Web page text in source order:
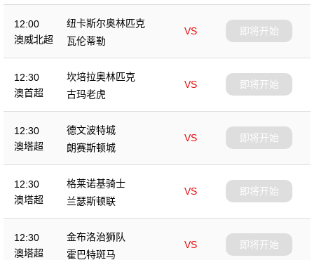
12:00
澳威北超
纽卡斯尔奥林匹克
VS
瓦伦蒂勒
即将开始
12:30
澳首超
坎培拉奥林匹克
VS
古玛老虎
即将开始
12:30
澳塔超
德文波特城
VS
朗赛斯顿城
即将开始
12:30
澳塔超
格莱诺基骑士
VS
兰瑟斯顿联
即将开始
12:30
澳塔超
金布洛治狮队
VS
霍巴特斑马
即将开始